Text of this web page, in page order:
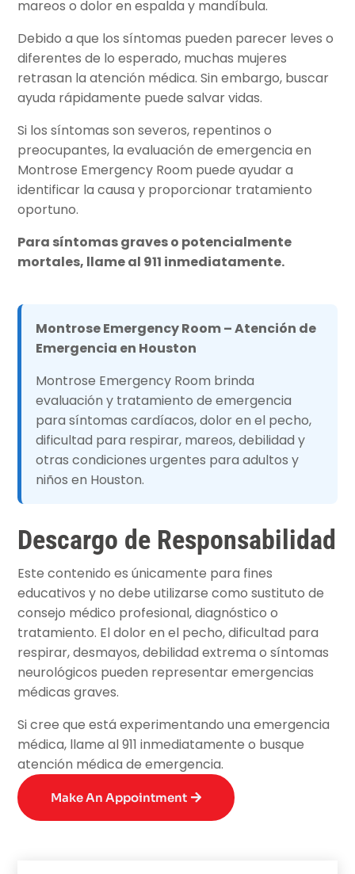
mareos o dolor en espalda y mandíbula.
Debido a que los síntomas pueden parecer leves o
diferentes de lo esperado, muchas mujeres
retrasan la atención médica. Sin embargo, buscar
ayuda rápidamente puede salvar vidas.
Si los síntomas son severos, repentinos o
preocupantes, la evaluación de emergencia en
Montrose Emergency Room puede ayudar a
identificar la causa y proporcionar tratamiento
oportuno.
Para síntomas graves o potencialmente
mortales, llame al 911 inmediatamente.
Montrose Emergency Room – Atención de
Emergencia en Houston
Montrose Emergency Room brinda
evaluación y tratamiento de emergencia
para síntomas cardíacos, dolor en el pecho,
dificultad para respirar, mareos, debilidad y
otras condiciones urgentes para adultos y
niños en Houston.
Descargo de Responsabilidad
Este contenido es únicamente para fines
educativos y no debe utilizarse como sustituto de
consejo médico profesional, diagnóstico o
tratamiento. El dolor en el pecho, dificultad para
respirar, desmayos, debilidad extrema o síntomas
neurológicos pueden representar emergencias
médicas graves.
Si cree que está experimentando una emergencia
médica, llame al 911 inmediatamente o busque
atención médica de emergencia.
Make An Appointment